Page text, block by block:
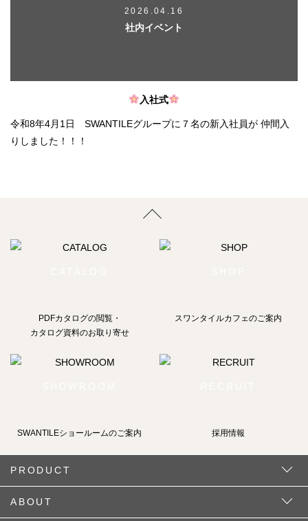
2026.04.16
社内イベント
入社式
令和8年4月1日 SWANTILEグループに７名の新入社員が 仲間入
りしました！！！
PDFカタログの閲覧・
カタログ資料のお取り寄せ
スワンタイルカフェのご案内
SWANTILEショールームのご案内 採用情報
PRODUCT
ABOUT